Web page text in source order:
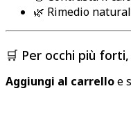
🌿 Rimedio
🛒 Per occhi più
Aggiungi al carrelloe